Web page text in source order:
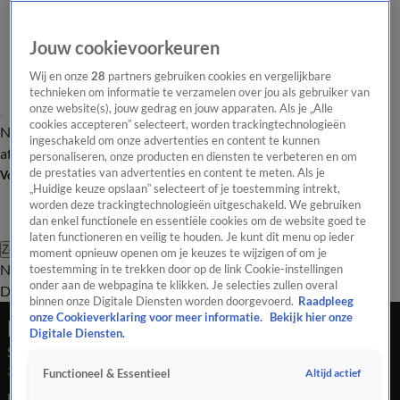
Nieuws van de DagOpinie van de Dag Onze categorieën Laatste
afleveringVideo's Nieuws van de Dag Podcast
Volg Nieuws van de Dag
Zoeken
Nieuws van de DagOpinie van de
Dag
Video'sUitzendingen PodcastPanelContact
Nieuws van de Dag
Seizoen Nieuws van de Dag, aflevering 107
3 juni 2025, 18:07
Jouw cookievoorkeuren
Wij en onze28 partners gebruiken cookies en vergelijkbare
technieken om informatie te verzamelen over jou als gebruiker van
onze website(s), jouw gedrag en jouw apparaten. Als je „Alle
cookies accepteren” selecteert, worden trackingtechnologieën
ingeschakeld om onze advertenties en content te kunnen
personaliseren, onze producten en diensten te verbeteren en om
de prestaties van advertenties en content te meten. Als je
„Huidige keuze opslaan” selecteert of je toestemming intrekt,
worden deze trackingtechnologieën uitgeschakeld. We gebruiken
dan enkel functionele en essentiële cookies om de website goed te
laten functioneren en veilig te houden. Je kunt dit menu op ieder
moment opnieuw openen om je keuzes te wijzigen of om je
toestemming in te trekken door op de link Cookie-instellingen
onder aan de webpagina te klikken. Je selecties zullen overal
binnen onze Digitale Diensten worden doorgevoerd. Raadpleeg
onze Cookieverklaring voor meer informatie.
Bekijk hier onze
Digitale Diensten.
Functioneel & Essentieel Altijd actief